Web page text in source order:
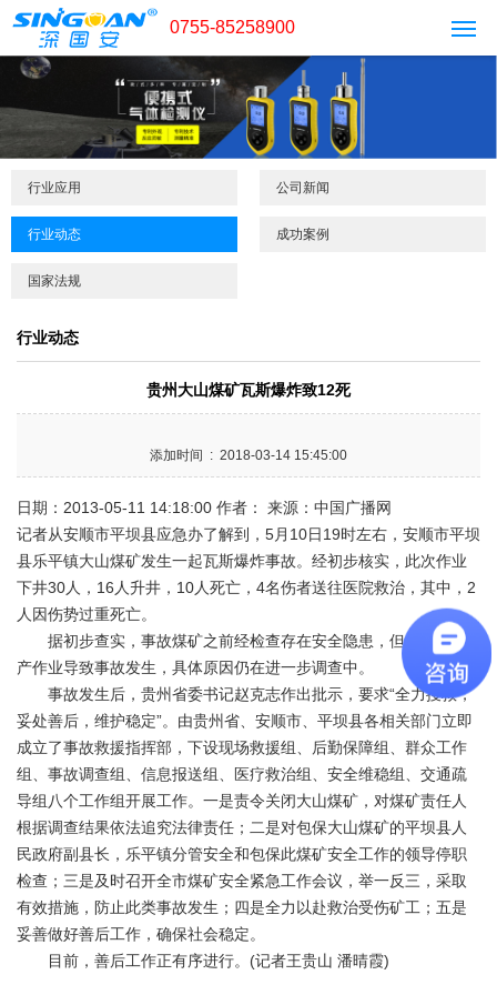
0755-85258900
行业应用 公司新闻
行业动态 成功案例
国家法规
行业动态
贵州大山煤矿瓦斯爆炸致12死
添加时间 : 2018-03-14 15:45:00
日期：2013-05-11 14:18:00 作者： 来源：中国广播网
记者从安顺市平坝县应急办了解到，5月10日19时左右，安顺市平坝
县乐平镇大山煤矿发生一起瓦斯爆炸事故。经初步核实，此次作业
下井30人，16人升井，10人死亡，4名伤者送往医院救治，其中，2
人因伤势过重死亡。
据初步查实，事故煤矿之前经检查存在安全隐患，但仍继续生
产作业导致事故发生，具体原因仍在进一步调查中。
事故发生后，贵州省委书记赵克志作出批示，要求“全力搜救，
妥处善后，维护稳定”。由贵州省、安顺市、平坝县各相关部门立即
成立了事故救援指挥部，下设现场救援组、后勤保障组、群众工作
组、事故调查组、信息报送组、医疗救治组、安全维稳组、交通疏
导组八个工作组开展工作。一是责令关闭大山煤矿，对煤矿责任人
根据调查结果依法追究法律责任；二是对包保大山煤矿的平坝县人
民政府副县长，乐平镇分管安全和包保此煤矿安全工作的领导停职
检查；三是及时召开全市煤矿安全紧急工作会议，举一反三，采取
有效措施，防止此类事故发生；四是全力以赴救治受伤矿工；五是
妥善做好善后工作，确保社会稳定。
目前，善后工作正有序进行。(记者王贵山 潘晴霞)